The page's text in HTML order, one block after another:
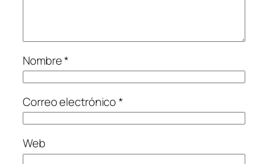
Nombre*
Correo electrónico*
Web